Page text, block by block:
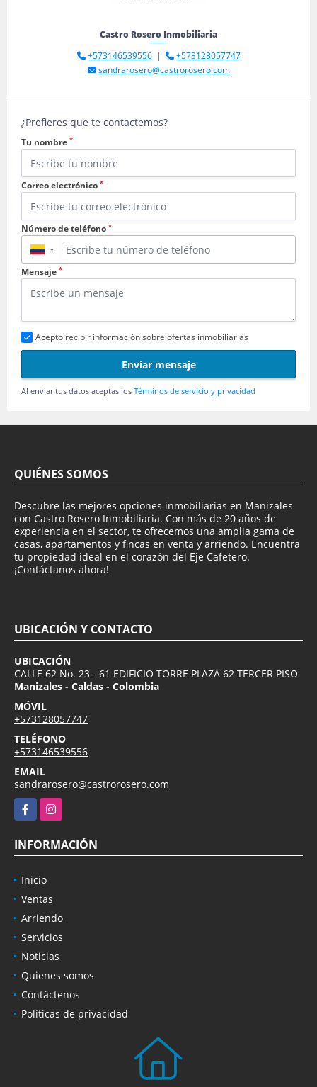
Castro Rosero Inmobiliaria
+573146539556|
+573128057747
sandrarosero@castrorosero.com
¿Prefieres que te contactemos?
Tu nombre *
Correo electrónico *
Número de teléfono *
▼
Mensaje *
Acepto recibir información sobre ofertas inmobiliarias
Enviar mensaje
Al enviar tus datos aceptas los Términos de servicio y privacidad
QUIÉNES SOMOS
Descubre las mejores opciones inmobiliarias en Manizales
con Castro Rosero Inmobiliaria. Con más de 20 años de
experiencia en el sector, te ofrecemos una amplia gama de
casas, apartamentos y fincas en venta y arriendo. Encuentra
tu propiedad ideal en el corazón del Eje Cafetero.
¡Contáctanos ahora!
UBICACIÓN Y CONTACTO
UBICACIÓN
CALLE 62 No. 23 - 61 EDIFICIO TORRE PLAZA 62 TERCER PISO
Manizales - Caldas - Colombia
MÓVIL
+573128057747
TELÉFONO
+573146539556
EMAIL
sandrarosero@castrorosero.com
FacebookInstagram
INFORMACIÓN
Inicio
Ventas
Arriendo
Servicios
Noticias
Quienes somos
Contáctenos
Políticas de privacidad